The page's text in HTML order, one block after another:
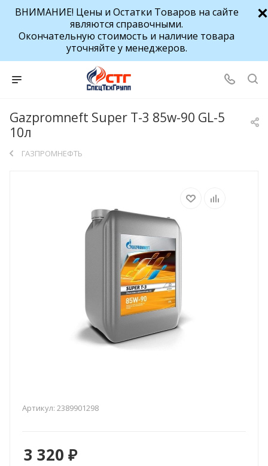
ВНИМАНИЕ! Цены и Остатки Товаров на сайте
являются справочными.
Окончательную стоимость и наличие товара
уточняйте у менеджеров.
Gazpromneft Super T-3 85w-90 GL-5
10л
ГАЗПРОМНЕФТЬ
Артикул: 2389901298
3 320 ₽